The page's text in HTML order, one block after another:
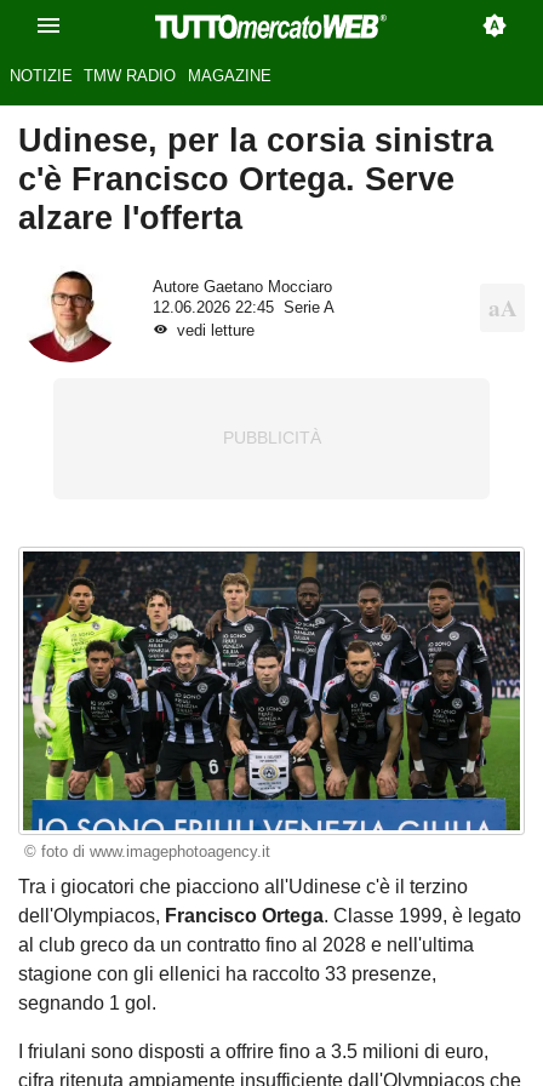
NOTIZIE TMW RADIO MAGAZINE
Udinese, per la corsia sinistra
c'è Francisco Ortega. Serve
alzare l'offerta
Autore Gaetano Mocciaro
12.06.2026 22:45
Serie A
vedi letture
© foto di www.imagephotoagency.it
Tra i giocatori che piacciono all'Udinese c'è il terzino
dell'Olympiacos, Francisco Ortega. Classe 1999, è legato
al club greco da un contratto fino al 2028 e nell'ultima
stagione con gli ellenici ha raccolto 33 presenze,
segnando 1 gol.
I friulani sono disposti a offrire fino a 3.5 milioni di euro,
cifra ritenuta ampiamente insufficiente dall'Olympiacos che